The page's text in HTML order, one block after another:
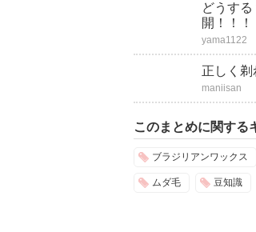
どうす
開！！！
yama1122
正しく剃
maniisan
このまとめに関する
ブラジリアンワックス
ムダ毛 豆知識